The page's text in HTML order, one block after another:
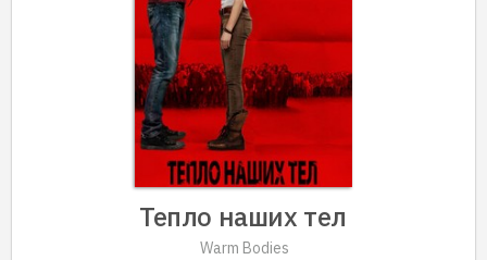
Тепло наших тел
Warm Bodies